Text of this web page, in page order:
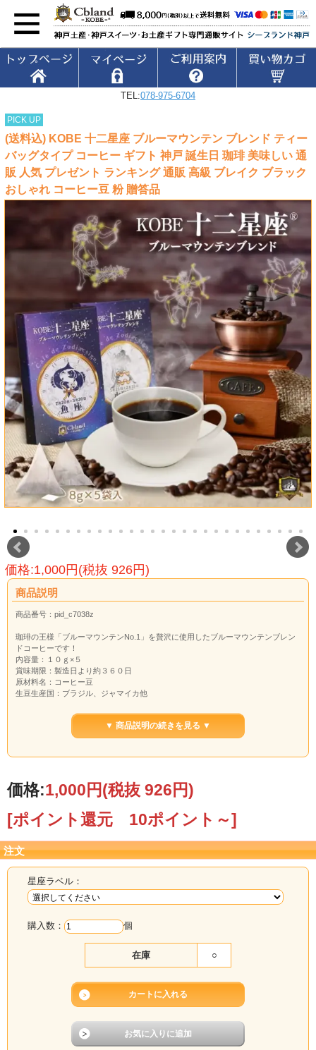
TEL:078-975-6704
PICK UP
(送料込) KOBE 十二星座 ブルーマウンテン ブレンド ティー
バッグタイプ コーヒー ギフト 神戸 誕生日 珈琲 美味しい 通
販 人気 プレゼント ランキング 通販 高級 ブレイク ブラック
おしゃれ コーヒー豆 粉 贈答品
価格:1,000円(税抜 926円)
商品説明
商品番号：pid_c7038z
珈琲の王様「ブルーマウンテンNo.1」を贅沢に使用したブルーマウンテンブレン
ドコーヒーです！
内容量：１０ｇ×５
賞味期限：製造日より約３６０日
原材料名：コーヒー豆
生豆生産国：ブラジル、ジャマイカ他
※こちらの商品は配送のお届け日時不可となります。また他商品との同梱は不可
となりますので、予めご了承下さい。
▼ 商品説明の続きを見る ▼
価格:1,000円(税抜 926円)
[ポイント還元 10ポイント～]
注文
星座ラベル：
購入数： 個
在庫 ○